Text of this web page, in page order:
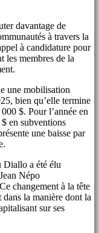
davantage de
à travers la
à candidature pour
les membres de la
une mobilisation
bien qu’elle termine
$. Pour l’année en
en subventions
une baisse par
Diallo a été élu
Népo
changement à la tête
la manière dont la
sur ses